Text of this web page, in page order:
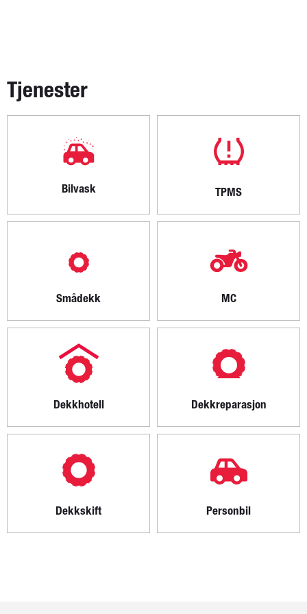
Tjenester
Bilvask TPMS
Smådekk MC
Dekkhotell Dekkreparasjon
Dekkskift Personbil